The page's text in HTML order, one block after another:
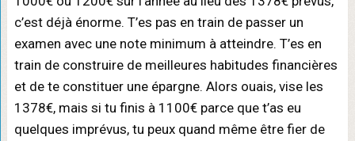
c’est déjà énorme. T’es pas en train de passer un
examen avec une note minimum à atteindre. T’es en
train de construire de meilleures habitudes financières
et de te constituer une épargne. Alors ouais, vise les
1378€, mais si tu finis à 1100€ parce que t’as eu
quelques imprévus, tu peux quand même être fier de